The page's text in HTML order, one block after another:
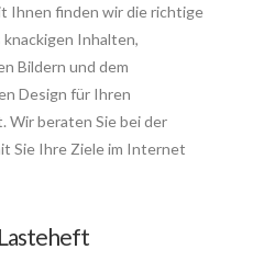
Ihnen finden wir die richtige
knackigen Inhalten,
Bildern und dem
Design für Ihren
beraten Sie bei der
Sie Ihre Ziele im Internet